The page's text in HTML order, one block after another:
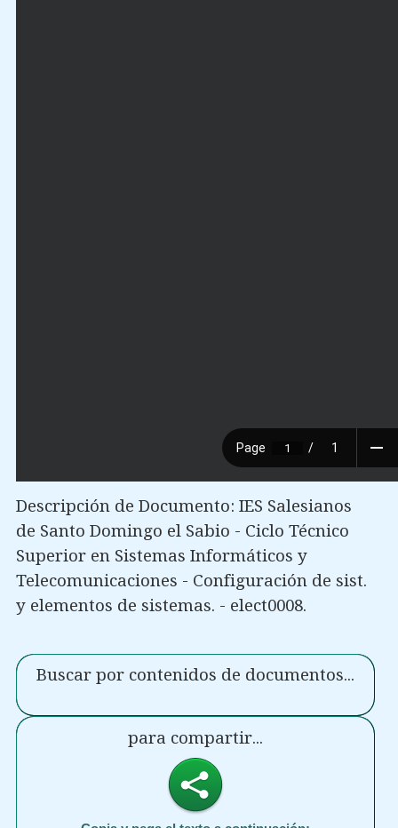
Descripción de Documento: IES Salesianos
de Santo Domingo el Sabio - Ciclo Técnico
Superior en Sistemas Informáticos y
Telecomunicaciones - Configuración de sist.
y elementos de sistemas. - elect0008.
Buscar por contenidos de documentos...
para compartir...